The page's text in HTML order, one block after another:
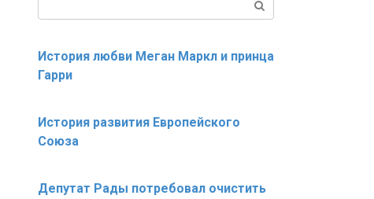
История любви Меган Маркл и принца
Гарри
История развития Европейского
Союза
Депутат Рады потребовал очистить